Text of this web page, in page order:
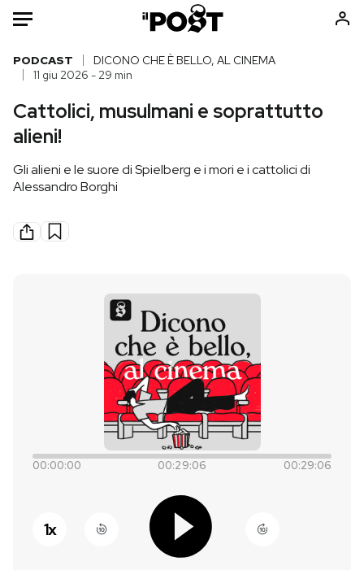
Auto
Italia
Politica
Mondiali calcio 2026
NEWSLETTER
PODCAST
DICONO CHE È BELLO, AL CINEMA
11 giu 2026 - 29 min
Cattolici, musulmani e soprattutto
alieni!
Gli alieni e le suore di Spielberg e i mori e i cattolici di
Alessandro Borghi
00:00:00 00:29:06 00:29:06
1x